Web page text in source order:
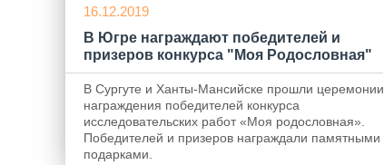
16.12.2019
В Югре награждают победителей и
призеров конкурса "Моя Родословная"
В Сургуте и Ханты-Мансийске прошли церемонии
награждения победителей конкурса
исследовательских работ «Моя родословная».
Победителей и призеров награждали памятными
подарками.